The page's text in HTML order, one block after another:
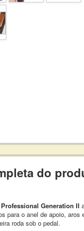
do
Professional Generation II
para o anel de apoio,
roda sob o pedal.